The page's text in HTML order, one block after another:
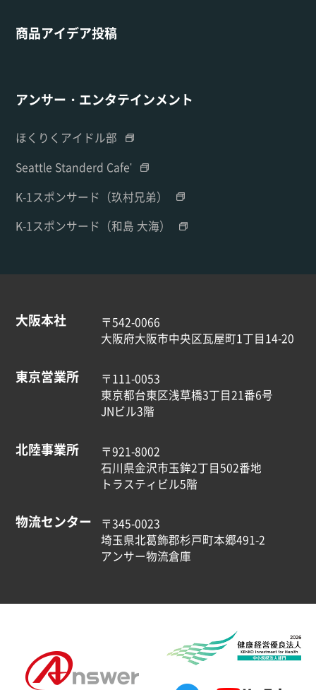
商品アイデア投稿
アンサー・エンタテインメント
ほくりくアイドル部
Seattle Standerd Cafe'
K-1スポンサード（玖村兄弟）
K-1スポンサード（和島 大海）
大阪本社
〒542-0066
大阪府大阪市中央区瓦屋町1丁目14-20
東京営業所
〒111-0053
東京都台東区浅草橋3丁目21番6号
JNビル3階
北陸事業所
〒921-8002
石川県金沢市玉鉾2丁目502番地
トラスティビル5階
物流センター
〒345-0023
埼玉県北葛飾郡杉戸町本郷491-2
アンサー物流倉庫